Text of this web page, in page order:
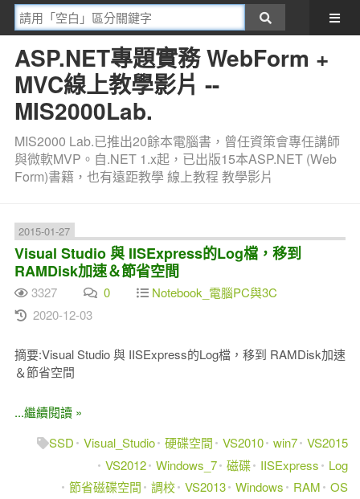
ASP.NET專題實務 WebForm +
MVC線上教學影片 --
MIS2000Lab.
MIS2000 Lab.已推出20餘本電腦書，曾任資策會專任講師
與微軟MVP。自.NET 1.x起，已出版15本ASP.NET (Web
Form)書籍，也有遠距教學 線上教程 教學影片
2015-01-27
Visual Studio 與 IISExpress的Log檔，移到
RAMDisk加速＆節省空間
3327 0
Notebook_電腦PC與3C
2020-12-03
摘要:Visual Studio 與 IISExpress的Log檔，移到 RAMDisk加速
＆節省空間
...繼續閱讀 »
SSD
Visual_Studio 硬碟空間 VS2010 win7 VS2015
VS2012 Windows_7 磁碟 IISExpress
Log
節省磁碟空間
調校 VS2013 Windows RAM
OS